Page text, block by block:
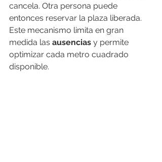
cancela. Otra persona puede
entonces reservar la plaza liberada.
Este mecanismo limita en gran
medida las ausencias y permite
optimizar cada metro cuadrado
disponible.